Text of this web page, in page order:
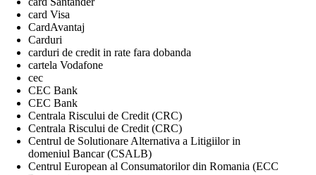
card Visa
CardAvantaj
Carduri
carduri de credit in rate fara dobanda
cartela Vodafone
cec
CEC Bank
CEC Bank
Centrala Riscului de Credit (CRC)
Centrala Riscului de Credit (CRC)
Centrul de Solutionare Alternativa a Litigiilor in
domeniul Bancar (CSALB)
Centrul European al Consumatorilor din Romania (ECC